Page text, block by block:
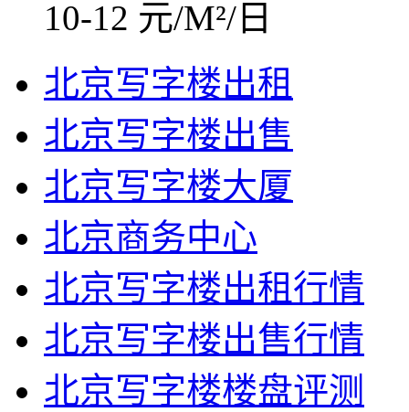
10-12 元/M²/日
北京写字楼出租
北京写字楼出售
北京写字楼大厦
北京商务中心
北京写字楼出租行情
北京写字楼出售行情
北京写字楼楼盘评测